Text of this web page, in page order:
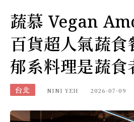
蔬慕 Vegan
百貨超人氣蔬食
郁系料理是蔬食
台北 NINI YEH 2026-07-09